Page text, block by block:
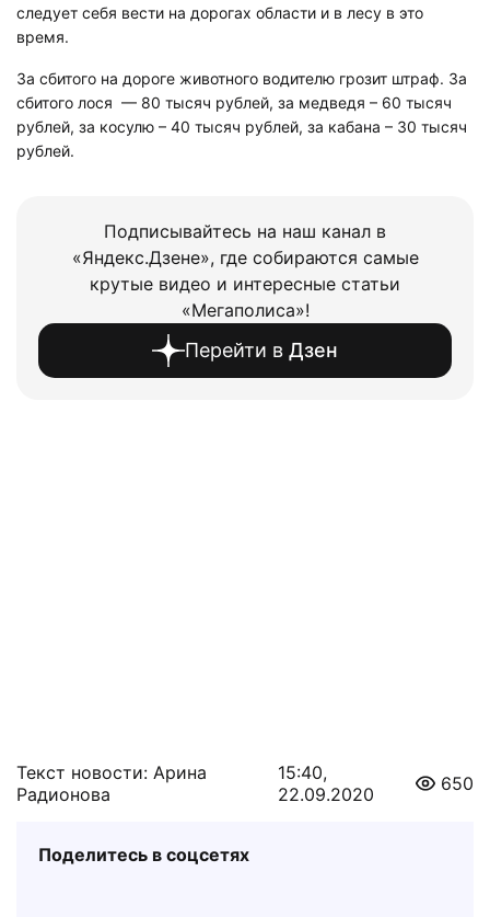
следует себя вести на дорогах области и в лесу в это
время.
За сбитого на дороге животного водителю грозит штраф. За
сбитого лося — 80 тысяч рублей, за медведя – 60 тысяч
рублей, за косулю – 40 тысяч рублей, за кабана – 30 тысяч
рублей.
Подписывайтесь на наш канал в
«Яндекс.Дзене», где собираются самые
крутые видео и интересные статьи
«Мегаполиса»!
Перейти в Дзен
Текст новости: Арина
Радионова
15:40,
22.09.2020
650
Поделитесь в соцсетях